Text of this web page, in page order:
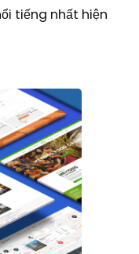
tiếng nhất hiện